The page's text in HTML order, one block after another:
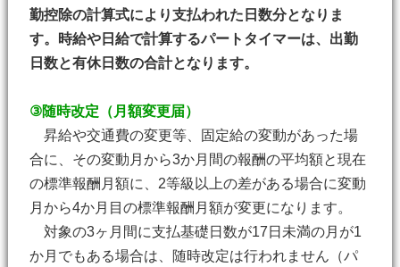
勤控除の計算式により支払われた日数分となりま
す。時給や日給で計算するパートタイマーは、出勤
日数と有休日数の合計となります。
③随時改定（月額変更届）
昇給や交通費の変更等、固定給の変動があった場
合に、その変動月から3か月間の報酬の平均額と現在
の標準報酬月額に、2等級以上の差がある場合に変動
月から4か月目の標準報酬月額が変更になります。
対象の3ヶ月間に支払基礎日数が17日未満の月が1
か月でもある場合は、随時改定は行われません（パ